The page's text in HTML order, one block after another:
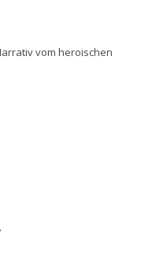
vom heroischen